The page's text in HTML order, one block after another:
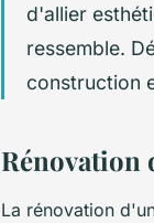
d'allier
ressemble.
construction
Rénovation
La rénovation